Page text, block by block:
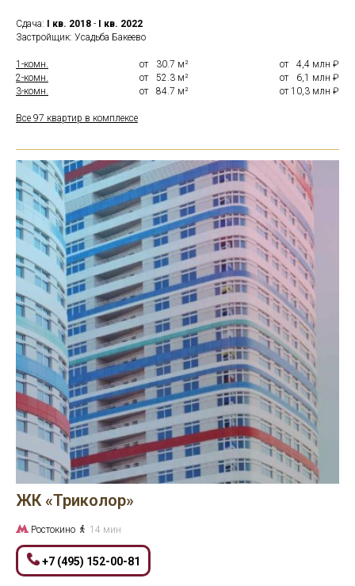
Сдача: I кв. 2018 - I кв. 2022
Застройщик: Усадьба Бакеево
1-комн. от 30.7 м² от
4,4 млн ₽
2-комн.
от 52.3 м² от
6,1 млн ₽
3-комн.
от 84.7 м² от 10,3 млн ₽
Все 97 квартир в комплексе
ЖК «Триколор»
Ростокино 14 мин
+7 (495) 152-00-81